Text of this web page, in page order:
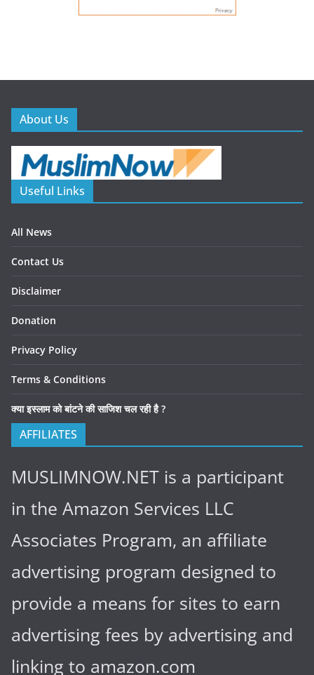
About Us
Useful Links
All News
Contact Us
Disclaimer
Donation
Privacy Policy
Terms & Conditions
क्या इस्लाम को बांटने की साजिश चल रही है ?
AFFILIATES
MUSLIMNOW.NET is a participant
in the Amazon Services LLC
Associates Program, an affiliate
advertising program designed to
provide a means for sites to earn
advertising fees by advertising and
linking to amazon.com